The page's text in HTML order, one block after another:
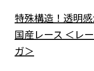
特殊構造！透明
国産レース ＜レ
ガ＞